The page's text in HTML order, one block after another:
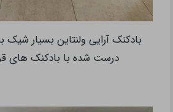
بادکنک آرایی ولنتاین بسیار
درست شده با بادکنک های